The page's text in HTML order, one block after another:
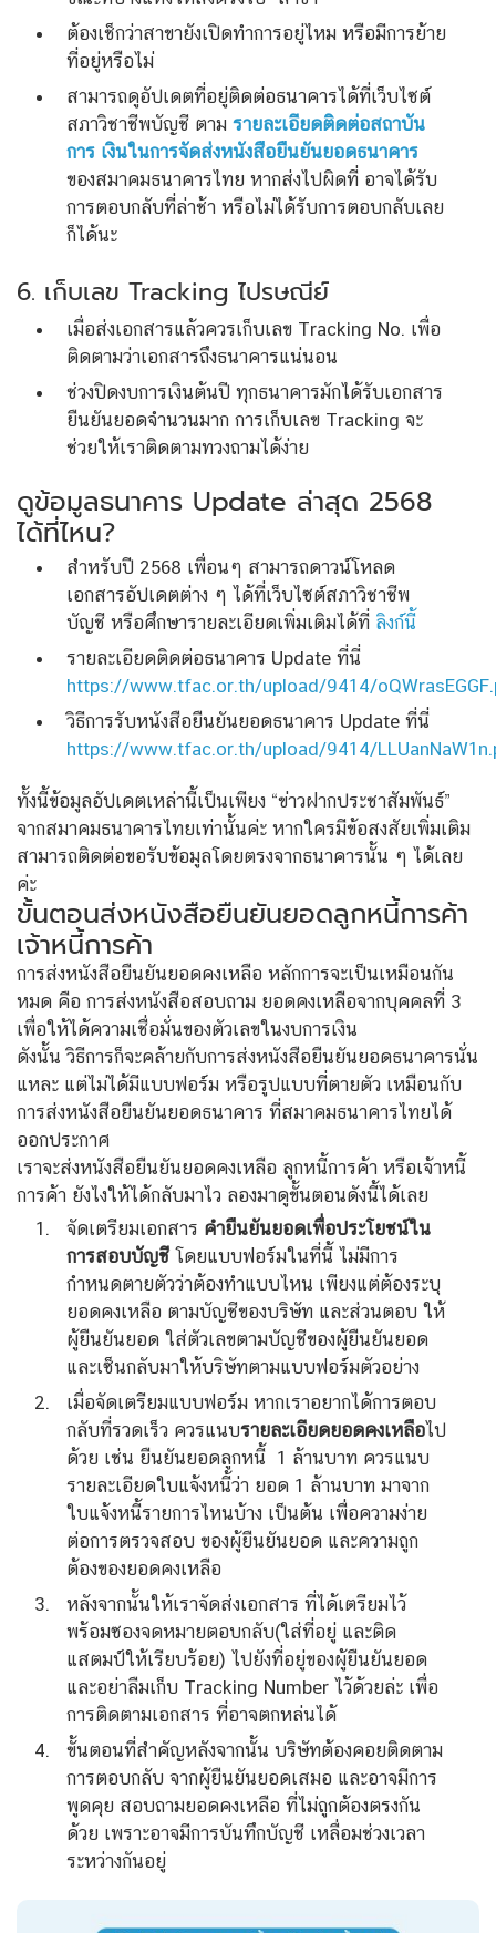
ต้องเช็กว่าสาขายังเปิดทำการอยู่ไหม หรือมีการย้าย
ที่อยู่หรือไม่
สามารถดูอัปเดตที่อยู่ติดต่อธนาคารได้ที่เว็บไซต์
สภาวิชาชีพบัญชี ตาม รายละเอียดติดต่อสถาบัน
การ เงินในการจัดส่งหนังสือยืนยันยอดธนาคาร
ของสมาคมธนาคารไทย หากส่งไปผิดที่ อาจได้รับ
การตอบกลับที่ล่าช้า หรือไม่ได้รับการตอบกลับเลย
ก็ได้นะ
6. เก็บเลข Tracking ไปรษณีย์
เมื่อส่งเอกสารแล้วควรเก็บเลข Tracking No. เพื่อ
ติดตามว่าเอกสารถึงธนาคารแน่นอน
ช่วงปิดงบการเงินต้นปี ทุกธนาคารมักได้รับเอกสาร
ยืนยันยอดจำนวนมาก การเก็บเลข Tracking จะ
ช่วยให้เราติดตามทวงถามได้ง่าย
ดูข้อมูลธนาคาร Update ล่าสุด 2568
ได้ที่ไหน?
สำหรับปี 2568 เพื่อนๆ สามารถดาวน์โหลด
เอกสารอัปเดตต่าง ๆ ได้ที่เว็บไซต์สภาวิชาชีพ
บัญชี หรือศึกษารายละเอียดเพิ่มเติมได้ที่ ลิงก์นี้
รายละเอียดติดต่อธนาคาร Update ที่นี่
https://www.tfac.or.th/upload/9414/
วิธีการรับหนังสือยืนยันยอดธนาคาร Update ที่นี่
https://www.tfac.or.th/upload/9414/
ทั้งนี้ข้อมูลอัปเดตเหล่านี้เป็นเพียง “ข่าวฝากประชาสัมพันธ์”
จากสมาคมธนาคารไทยเท่านั้นค่ะ หากใครมีข้อสงสัยเพิ่มเติม
สามารถติดต่อขอรับข้อมูลโดยตรงจากธนาคารนั้น ๆ ได้เลย
ค่ะ
ขั้นตอนส่งหนังสือยืนยันยอดลูกหนี้การค้า
เจ้าหนี้การค้า
การส่งหนังสือยืนยันยอดคงเหลือ หลักการจะเป็นเหมือนกัน
หมด คือ การส่งหนังสือสอบถาม ยอดคงเหลือจากบุคคลที่ 3
เพื่อให้ได้ความเชื่อมั่นของตัวเลขในงบการเงิน
ดังนั้น วิธีการก็จะคล้ายกับการส่งหนังสือยืนยันยอดธนาคารนั่น
แหละ แต่ไม่ได้มีแบบฟอร์ม หรือรูปแบบที่ตายตัว เหมือนกับ
การส่งหนังสือยืนยันยอดธนาคาร ที่สมาคมธนาคารไทยได้
ออกประกาศ
เราจะส่งหนังสือยืนยันยอดคงเหลือ ลูกหนี้การค้า หรือเจ้าหนี้
การค้า ยังไงให้ได้กลับมาไว ลองมาดูขั้นตอนดังนี้ได้เลย
จัดเตรียมเอกสาร คํายืนยันยอดเพื่อประโยชน์ใน
การสอบบัญชีโดยแบบฟอร์มในที่นี้ ไม่มีการ
กำหนดตายตัวว่าต้องทำแบบไหน เพียงแต่ต้องระบุ
ยอดคงเหลือ ตามบัญชีของบริษัท และส่วนตอบ ให้
ผู้ยืนยันยอด ใส่ตัวเลขตามบัญชีของผู้ยืนยันยอด
และเซ็นกลับมาให้บริษัทตามแบบฟอร์มตัวอย่าง
เมื่อจัดเตรียมแบบฟอร์ม หากเราอยากได้การตอบ
กลับที่รวดเร็ว ควรแนบรายละเอียดยอดคงเหลือไป
ด้วย เช่น ยืนยันยอดลูกหนี้ 1 ล้านบาท ควรแนบ
รายละเอียดใบแจ้งหนี้ว่า ยอด 1 ล้านบาท มาจาก
ใบแจ้งหนี้รายการไหนบ้าง เป็นต้น เพื่อความง่าย
ต่อการตรวจสอบ ของผู้ยืนยันยอด และความถูก
ต้องของยอดคงเหลือ
หลังจากนั้นให้เราจัดส่งเอกสาร ที่ได้เตรียมไว้
พร้อมซองจดหมายตอบกลับ(ใส่ที่อยู่ และติด
แสตมป์ให้เรียบร้อย) ไปยังที่อยู่ของผู้ยืนยันยอด
และอย่าลืมเก็บ Tracking Number ไว้ด้วยล่ะ เพื่อ
การติดตามเอกสาร ที่อาจตกหล่นได้
ขั้นตอนที่สำคัญหลังจากนั้น บริษัทต้องคอยติดตาม
การตอบกลับ จากผู้ยืนยันยอดเสมอ และอาจมีการ
พูดคุย สอบถามยอดคงเหลือ ที่ไม่ถูกต้องตรงกัน
ด้วย เพราะอาจมีการบันทึกบัญชี เหลื่อมช่วงเวลา
ระหว่างกันอยู่